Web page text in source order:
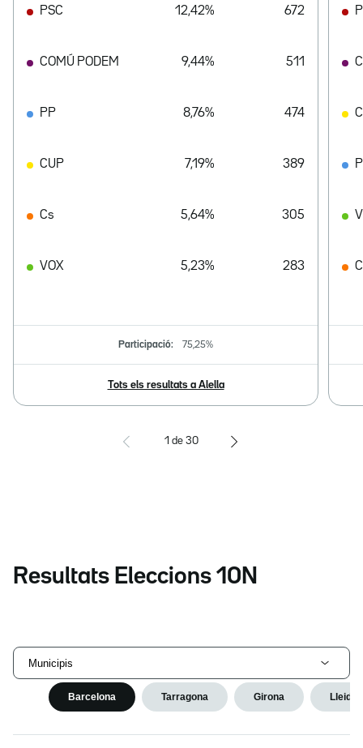
PSC 12,42% 672
COMÚ PODEM 9,44% 511
PP 8,76% 474
CUP 7,19% 389
Cs 5,64% 305
VOX 5,23% 283
Participació: 75,25%
Tots els resultats a Alella
1 de 30
Resultats Eleccions 10N
Municipis
Barcelona Tarragona Girona Lleida